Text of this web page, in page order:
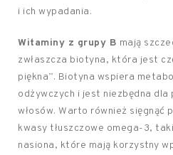
i ich wypadania.
Witaminy z grupy B mają
zwłaszcza biotyna, która jest
piękna”. Biotyna wspiera
odżywczych i jest niezbędna dla
włosów. Warto również sięgnąć
kwasy tłuszczowe omega-3,
nasiona, które mają korzystny